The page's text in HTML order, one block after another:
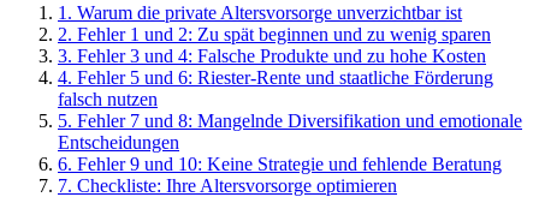
1 . Warum die private Altersvorsorge unverzichtbar ist
2. Fehler 1 und 2: Zu spät beginnen und zu wenig sparen
3. Fehler 3 und 4: Falsche Produkte und zu hohe Kosten
4. Fehler 5 und 6: Riester-Rente und staatliche Förderung
falsch nutzen
5. Fehler 7 und 8: Mangelnde Diversifikation und emotionale
Entscheidungen
6. Fehler 9 und 10: Keine Strategie und fehlende Beratung
7. Checkliste: Ihre Altersvorsorge optimieren